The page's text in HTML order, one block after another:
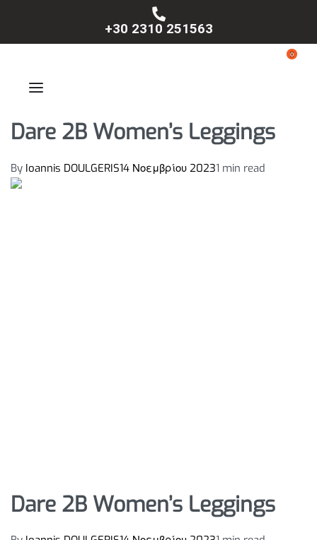
+30 2310 251563
0
Dare 2B Women’s Leggings
By Ioannis DOULGERIS14 Νοεμβρίου 20231 min read
Dare 2B Women’s Leggings